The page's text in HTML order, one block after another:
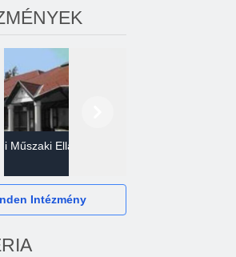
Műszaki Ellátó
Intézmény